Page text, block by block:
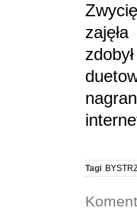
Tagi